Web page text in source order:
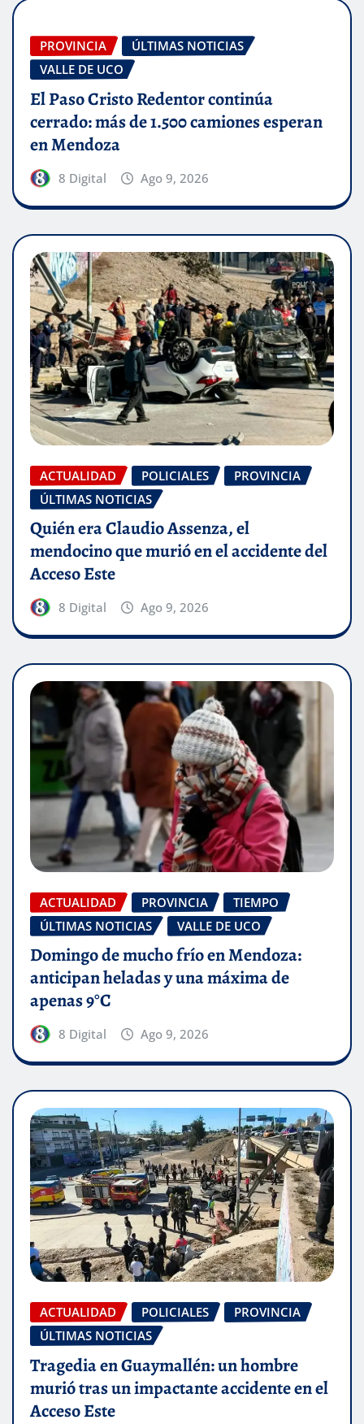
PROVINCIA
ÚLTIMAS NOTICIAS
VALLE DE UCO
El Paso Cristo Redentor continúa
cerrado: más de 1.500 camiones esperan
en Mendoza
8 Digital Ago 9, 2026
ACTUALIDAD POLICIALES
PROVINCIA
ÚLTIMAS NOTICIAS
Quién era Claudio Assenza, el
mendocino que murió en el accidente del
Acceso Este
8 Digital Ago 9, 2026
ACTUALIDAD PROVINCIA
TIEMPO
ÚLTIMAS NOTICIAS
VALLE DE UCO
Domingo de mucho frío en Mendoza:
anticipan heladas y una máxima de
apenas 9°C
8 Digital Ago 9, 2026
ACTUALIDAD POLICIALES
PROVINCIA
ÚLTIMAS NOTICIAS
Tragedia en Guaymallén: un hombre
murió tras un impactante accidente en el
Acceso Este